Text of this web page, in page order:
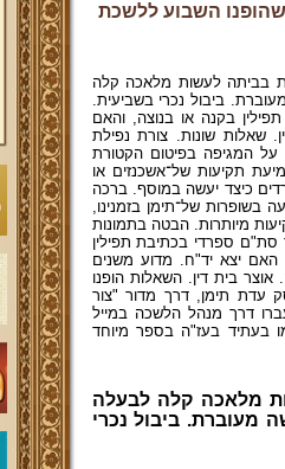
השבוע ללשכת
בביתה לעשות מלאכה קלה
ביבול נכרי בשביעית.
בקנה או בנוצה, והאם
שאלות שונות. צורת נפילת
המגיפה בפיטום הקטורת
תקיעות של־אשכנזים או
כיצד יעשה במוסף. ברכה
בשופרות של־תימן בזמנינו,
מיותרות. הבטה בתמונות
ספרדי בכתיבת תפילין
האם יצא יד"ח. מדוע משנים
בית דין. השאלות הופנו
עדת תימן, דרך מדור "צור
דרך מנהל הלשכה במייל
בעתיד בעז"ה בספר מיוחד
מלאכה קלה לבעלה
מעוברת. ביבול נכרי